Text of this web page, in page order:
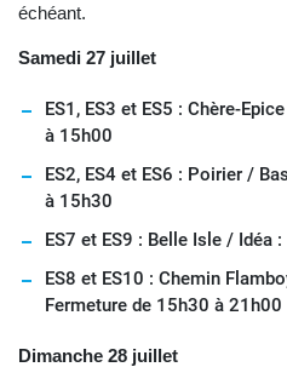
échéant.
Samedi 27 juillet
ES1, ES3 et ES5 : Chère-
à 15h00
ES2, ES4 et ES6 : Poirier /
à 15h30
ES7 et ES9 : Belle Isle / Idéa
ES8 et ES10 : Chemin
Fermeture de 15h30 à 21h00
Dimanche 28 juillet